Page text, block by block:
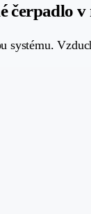
čerpadlo v
systému.